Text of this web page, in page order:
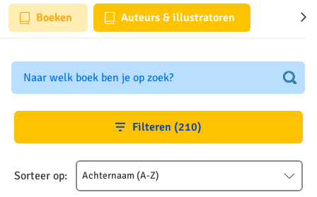
Boeken Auteurs & illustratoren
Zoeken
naar
boeken,
en
Filteren (210)
Sorteer op: Achternaam (A-Z)